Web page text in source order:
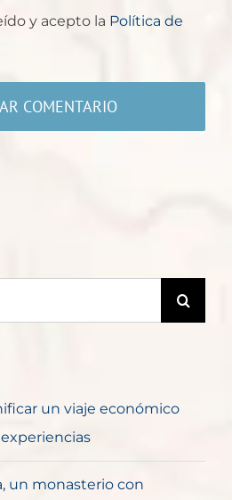
y acepto la Política de
un viaje económico
un monasterio con